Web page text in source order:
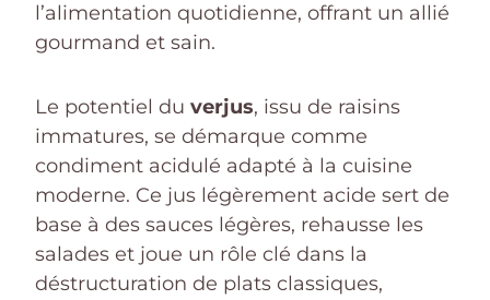
l’alimentation quotidienne, offrant un allié
gourmand et sain.
Le potentiel du verjus, issu de raisins
immatures, se démarque comme
condiment acidulé adapté à la cuisine
moderne. Ce jus légèrement acide sert de
base à des sauces légères, rehausse les
salades et joue un rôle clé dans la
déstructuration de plats classiques,